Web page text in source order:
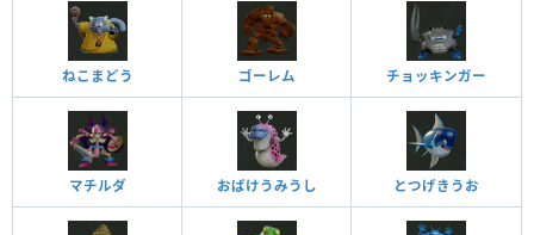
ねこまどう ゴーレム チョッキンガー
マチルダ おばけうみうし とつげきうお